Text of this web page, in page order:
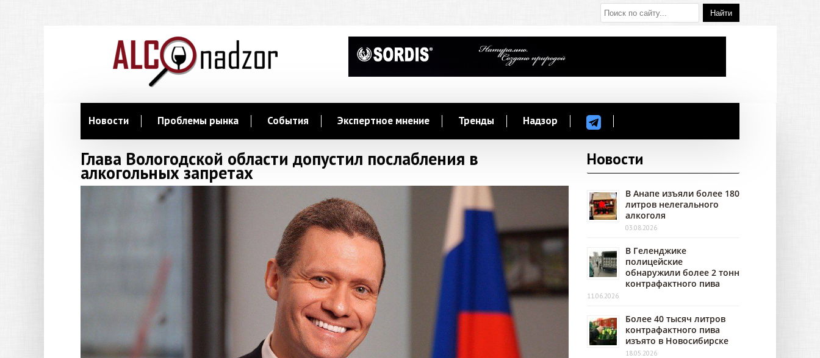
Новости Проблемы рынка События Экспертное мнение Тренды Надзор
Глава Вологодской области допустил послабления в
алкогольных запретах
Новости
В Анапе изъяли более 180
литров нелегального
алкоголя
03.08.2026
В Геленджике
полицейские
обнаружили более 2 тонн
контрафактного пива
11.06.2026
Более 40 тысяч литров
контрафактного пива
изъято в Новосибирске
18.05.2026